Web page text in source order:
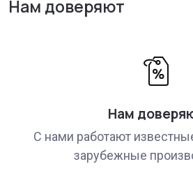
Нам доверяют
Нам
С нами работают
зарубежные